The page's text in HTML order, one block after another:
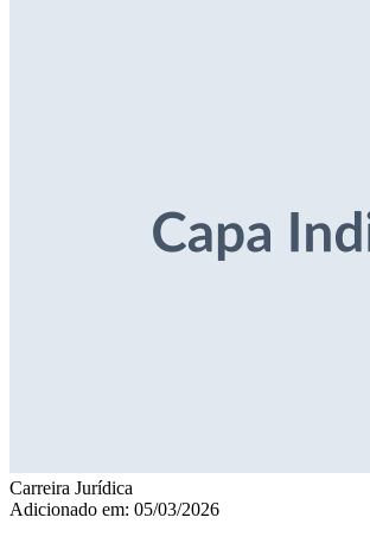
Carreira Jurídica
Adicionado em: 05/03/2026